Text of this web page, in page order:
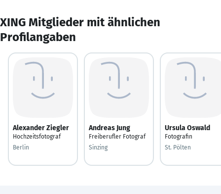
XING Mitglieder mit ähnlichen
Profilangaben
Alexander Ziegler
Hochzeitsfotograf
Berlin
Andreas Jung
Freiberufler Fotograf
Sinzing
Ursula Oswald
Fotografin
St. Pölten